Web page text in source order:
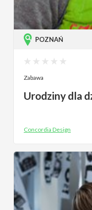
POZNAŃ
Zabawa
Urodziny dla
Concordia Design